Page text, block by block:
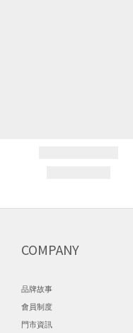
COMPANY
品牌故事
會員制度
門市資訊